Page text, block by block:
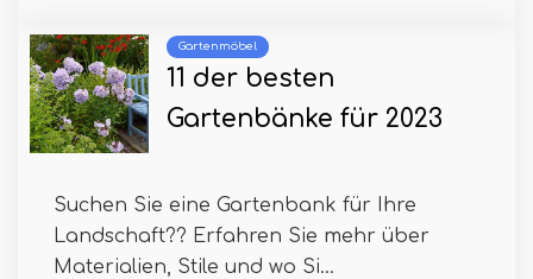
Gartenmöbel
11 der besten
Gartenbänke für 2023
Suchen Sie eine Gartenbank für Ihre
Landschaft?? Erfahren Sie mehr über
Materialien, Stile und wo Si...